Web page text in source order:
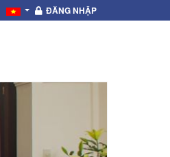
ĐĂNG NHẬP